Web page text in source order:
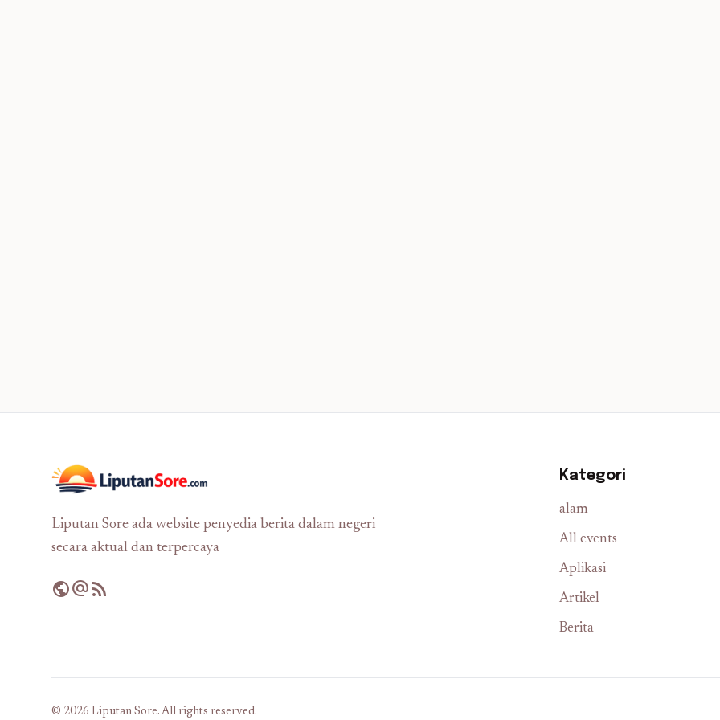
Liputan Sore ada website penyedia berita dalam negeri
secara aktual dan terpercaya
publicalternate_emailrss_feed
Kategori
alam
All events
Aplikasi
Artikel
Berita
© 2026 Liputan Sore. All rights reserved.